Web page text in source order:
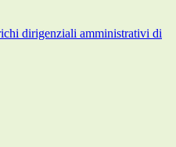
dirigenziali amministrativi di